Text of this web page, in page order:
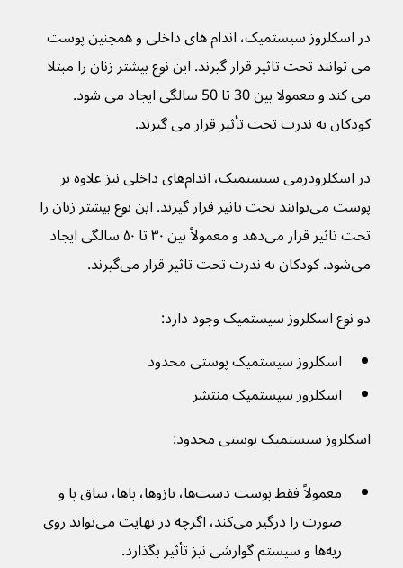
در اسکلروز سیستمیک، اندام های داخلی و همچنین پوست
می توانند تحت تاثیر قرار گیرند. این نوع بیشتر زنان را مبتلا
می کند و معمولا بین 30 تا 50 سالگی ایجاد می شود.
کودکان به ندرت تحت تأثیر قرار می گیرند.
در اسکلرودرمی سیستمیک، اندام‌های داخلی نیز علاوه بر
پوست می‌توانند تحت تاثیر قرار گیرند. این نوع بیشتر زنان را
تحت تاثیر قرار می‌دهد و معمولاً بین ۳۰ تا ۵۰ سالگی ایجاد
می‌شود. کودکان به ندرت تحت تاثیر قرار می‌گیرند.
دو نوع اسکلروز سیستمیک وجود دارد:
اسکلروز سیستمیک پوستی محدود
اسکلروز سیستمیک منتشر
اسکلروز سیستمیک پوستی محدود:
معمولاً فقط پوست دست‌ها، بازوها، پاها، ساق پا و
صورت را درگیر می‌کند، اگرچه در نهایت می‌تواند روی
ریه‌ها و سیستم گوارشی نیز تأثیر بگذارد.